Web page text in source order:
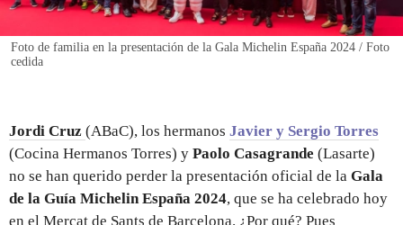
Foto de familia en la presentación de la Gala Michelin España 2024 / Foto
cedida
Jordi Cruz (ABaC), los hermanos Javier y Sergio Torres
(Cocina Hermanos Torres) y Paolo Casagrande (Lasarte)
no se han querido perder la presentación oficial de la Gala
de la Guía Michelin España 2024, que se ha celebrado hoy
en el Mercat de Sants de Barcelona. ¿Por qué? Pues